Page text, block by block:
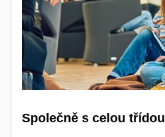
Společně s celou třídou